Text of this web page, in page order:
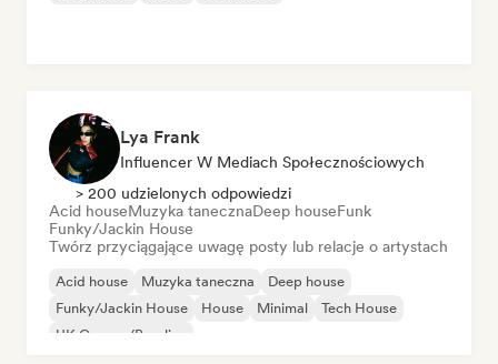
Lya Frank
Influencer W Mediach Społecznościowych
> 200 udzielonych odpowiedzi
Acid houseMuzyka tanecznaDeep houseFunk
Funky/Jackin House
Twórz przyciągające uwagę posty lub relacje o artystach
Acid house Muzyka taneczna
Deep house
Funky/Jackin House
House Minimal
Tech House
UK Garage/Bassline